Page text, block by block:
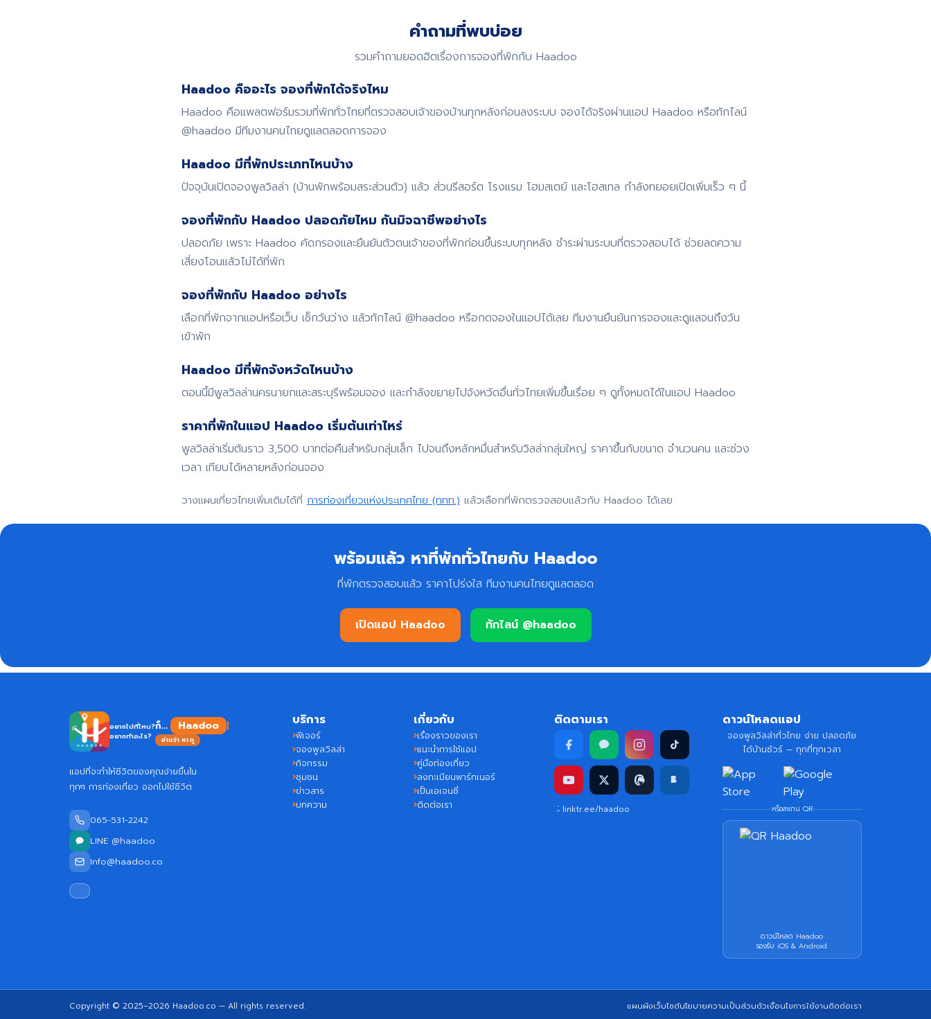
คำถามที่พบบ่อย
รวมคำถามยอดฮิตเรื่องการจองที่พักกับ Haadoo
Haadoo คืออะไร จองที่พักได้จริงไหม
Haadoo คือแพลตฟอร์มรวมที่พักทั่วไทยที่ตรวจสอบเจ้าของบ้านทุกหลังก่อนลงระบบ จองได้จริงผ่านแอป Haadoo หรือทักไลน์
@haadoo มีทีมงานคนไทยดูแลตลอดการจอง
Haadoo มีที่พักประเภทไหนบ้าง
ปัจจุบันเปิดจองพูลวิลล่า (บ้านพักพร้อมสระส่วนตัว) แล้ว ส่วนรีสอร์ต โรงแรม โฮมสเตย์ และโฮสเทล กำลังทยอยเปิดเพิ่มเร็ว ๆ นี้
จองที่พักกับ Haadoo ปลอดภัยไหม กันมิจฉาชีพอย่างไร
ปลอดภัย เพราะ Haadoo คัดกรองและยืนยันตัวตนเจ้าของที่พักก่อนขึ้นระบบทุกหลัง ชำระผ่านระบบที่ตรวจสอบได้ ช่วยลดความ
เสี่ยงโอนแล้วไม่ได้ที่พัก
จองที่พักกับ Haadoo อย่างไร
เลือกที่พักจากแอปหรือเว็บ เช็กวันว่าง แล้วทักไลน์ @haadoo หรือกดจองในแอปได้เลย ทีมงานยืนยันการจองและดูแลจนถึงวัน
เข้าพัก
Haadoo มีที่พักจังหวัดไหนบ้าง
ตอนนี้มีพูลวิลล่านครนายกและสระบุรีพร้อมจอง และกำลังขยายไปจังหวัดอื่นทั่วไทยเพิ่มขึ้นเรื่อย ๆ ดูทั้งหมดได้ในแอป Haadoo
ราคาที่พักในแอป Haadoo เริ่มต้นเท่าไหร่
พูลวิลล่าเริ่มต้นราว 3,500 บาทต่อคืนสำหรับกลุ่มเล็ก ไปจนถึงหลักหมื่นสำหรับวิลล่ากลุ่มใหญ่ ราคาขึ้นกับขนาด จำนวนคน และช่วง
เวลา เทียบได้หลายหลังก่อนจอง
วางแผนเที่ยวไทยเพิ่มเติมได้ที่ การท่องเที่ยวแห่งประเทศไทย (ททท.) แล้วเลือกที่พักตรวจสอบแล้วกับ Haadoo ได้เลย
พร้อมแล้ว หาที่พักทั่วไทยกับ Haadoo
ที่พักตรวจสอบแล้ว ราคาโปร่งใส ทีมงานคนไทยดูแลตลอด
เปิดแอป Haadoo ทักไลน์ @haadoo
อยากไปที่ไหน?
อยากทำอะไร?
ก็...
อ่านว่า หาดู
แอปที่จะทำให้ชีวิตของคุณง่ายขึ้นใน
ทุกๆ การท่องเที่ยว ออกไปใช้ชีวิต
065-531-2242
LINE @haadoo
Info@haadoo.co
บริการ
ฟีเจอร์
จองพูลวิลล่า
กิจกรรม
ชุมชน
ข่าวสาร
บทความ
เกี่ยวกับ
เรื่องราวของเรา
แนะนำการใช้แอป
คู่มือท่องเที่ยว
ลงทะเบียนพาร์ทเนอร์
เป็นเอเจนซี่
ติดต่อเรา
ติดตามเรา
linktr.ee/haadoo
ดาวน์โหลดแอป
จองพูลวิลล่าทั่วไทย ง่าย ปลอดภัย
ได้บ้านชัวร์ — ทุกที่ทุกเวลา
หรือสแกน QR
ดาวน์โหลด Haadoo
รองรับ iOS & Android
Copyright © 2025–2026 Haadoo.co — All rights reserved. แผนผังเว็บไซต์นโยบายความเป็นส่วนตัวเงื่อนไขการใช้งานติดต่อเรา